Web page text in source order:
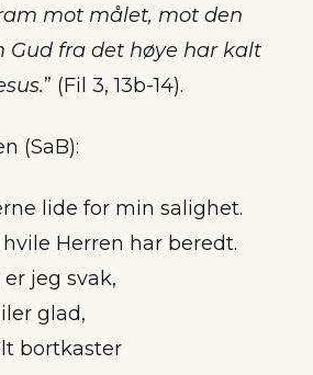
mot målet, mot den
Gud fra det høye har kalt
” (Fil 3, 13b-14).
(SaB):
lide for min salighet.
Herren har beredt.
jeg svak,
glad,
bortkaster